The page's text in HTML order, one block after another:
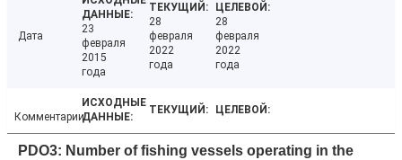
Дата
23
февраля
2015
года
28
февраля
2022
года
28
февраля
2022
года
Комментарии
PDO3: Number of fishing vessels operating in the